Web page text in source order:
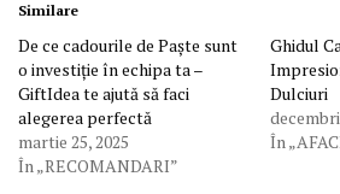
Similare
De ce cadourile de Paște sunt
o investiție în echipa ta –
GiftIdea te ajută să faci
alegerea perfectă
martie 25, 2025
În „RECOMANDARI”
Ghidul
Dulciuri
În